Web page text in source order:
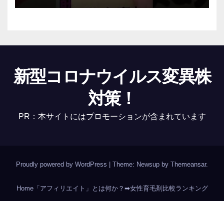
新型コロナウイルス変異株
対策！
PR：本サイトにはプロモーションが含まれています
Proudly powered by WordPress | Theme: Newsup by Themeansar.
Home「アフィリエイト」とは何か？ ➡女性育毛剤比較ランキング